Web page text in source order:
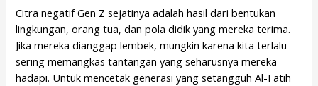
Citra negatif Gen Z sejatinya adalah hasil dari bentukan
lingkungan, orang tua, dan pola didik yang mereka terima.
Jika mereka dianggap lembek, mungkin karena kita terlalu
sering memangkas tantangan yang seharusnya mereka
hadapi. Untuk mencetak generasi yang setangguh Al-Fatih